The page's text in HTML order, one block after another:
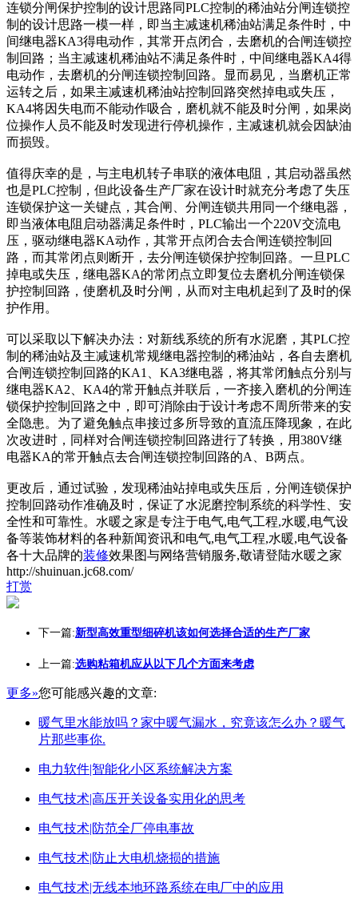
连锁分闸保护控制的设计思路同PLC控制的稀油站分闸连锁控
制的设计思路一模一样，即当主减速机稀油站满足条件时，中
间继电器KA3得电动作，其常开点闭合，去磨机的合闸连锁控
制回路；当主减速机稀油站不满足条件时，中间继电器KA4得
电动作，去磨机的分闸连锁控制回路。显而易见，当磨机正常
运转之后，如果主减速机稀油站控制回路突然掉电或失压，
KA4将因失电而不能动作吸合，磨机就不能及时分闸，如果岗
位操作人员不能及时发现进行停机操作，主减速机就会因缺油
而损毁。
值得庆幸的是，与主电机转子串联的液体电阻，其启动器虽然
也是PLC控制，但此设备生产厂家在设计时就充分考虑了失压
连锁保护这一关键点，其合闸、分闸连锁共用同一个继电器，
即当液体电阻启动器满足条件时，PLC输出一个220V交流电
压，驱动继电器KA动作，其常开点闭合去合闸连锁控制回
路，而其常闭点则断开，去分闸连锁保护控制回路。一旦PLC
掉电或失压，继电器KA的常闭点立即复位去磨机分闸连锁保
护控制回路，使磨机及时分闸，从而对主电机起到了及时的保
护作用。
可以采取以下解决办法：对新线系统的所有水泥磨，其PLC控
制的稀油站及主减速机常规继电器控制的稀油站，各自去磨机
合闸连锁控制回路的KA1、KA3继电器，将其常闭触点分别与
继电器KA2、KA4的常开触点并联后，一齐接入磨机的分闸连
锁保护控制回路之中，即可消除由于设计考虑不周所带来的安
全隐患。为了避免触点串接过多所导致的直流压降现象，在此
次改进时，同样对合闸连锁控制回路进行了转换，用380V继
电器KA的常开触点去合闸连锁控制回路的A、B两点。
更改后，通过试验，发现稀油站掉电或失压后，分闸连锁保护
控制回路动作准确及时，保证了水泥磨控制系统的科学性、安
全性和可靠性。水暖之家是专注于电气,电气工程,水暖,电气设
备等装饰材料的各种新闻资讯和电气,电气工程,水暖,电气设备
各十大品牌的装修效果图与网络营销服务,敬请登陆水暖之家
http://shuinuan.jc68.com/
打赏
下一篇:新型高效重型细碎机该如何选择合适的生产厂家
上一篇:选购粘箱机应从以下几个方面来考虑
更多»您可能感兴趣的文章:
暖气里水能放吗？家中暖气漏水，究竟该怎么办？暖气
片那些事你.
电力软件|智能化小区系统解决方案
电气技术|高压开关设备实用化的思考
电气技术|防范全厂停电事故
电气技术|防止大电机烧损的措施
电气技术|无线本地环路系统在电厂中的应用